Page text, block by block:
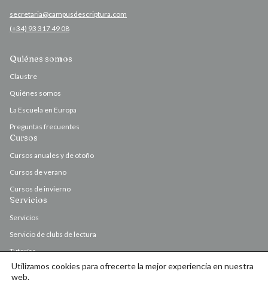
secretaria@campusdescriptura.com
(+34) 93 317 49 08
Quiénes somos
Claustre
Quiénes somos
La Escuela en Europa
Preguntas frecuentes
Cursos
Cursos anuales y de otoño
Cursos de verano
Cursos de invierno
Servicios
Servicios
Servicio de clubs de lectura
Tutorías
Valoración y corrección de originales
Utilizamos cookies para ofrecerte la mejor experiencia en nuestra
web.